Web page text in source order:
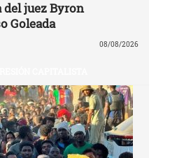
juez Byron
Goleada
08/08/2026